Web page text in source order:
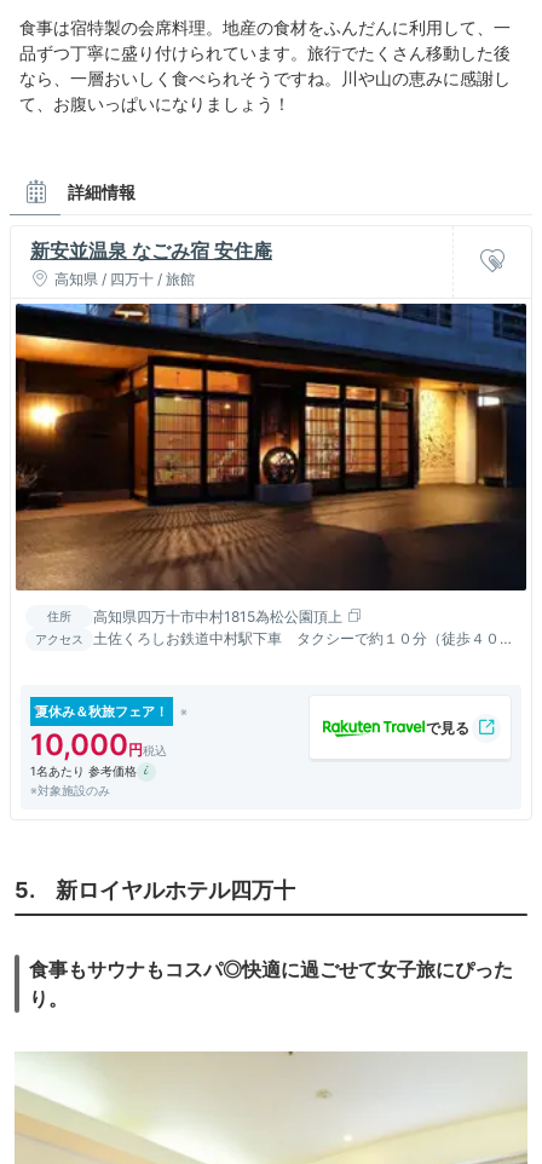
食事は宿特製の会席料理。地産の食材をふんだんに利用して、一
品ずつ丁寧に盛り付けられています。旅行でたくさん移動した後
なら、一層おいしく食べられそうですね。川や山の恵みに感謝し
て、お腹いっぱいになりましょう！
詳細情報
新安並温泉 なごみ宿 安住庵
高知県 / 四万十 / 旅館
住所 高知県四万十市中村1815為松公園頂上
アクセス
土佐くろしお鉄道中村駅下車 タクシーで約１０分（徒歩４０
夏休み＆秋旅フェア！
10,000
1名あたり 参考価格
※対象施設のみ
5. 新ロイヤルホテル四万十
食事もサウナもコスパ◎快適に過ごせて女子旅にぴった
り。